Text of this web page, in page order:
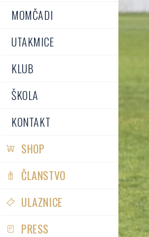
MOMČADI
UTAKMICE
KLUB
ŠKOLA
KONTAKT
SHOP
ČLANSTVO
ULAZNICE
PRESS